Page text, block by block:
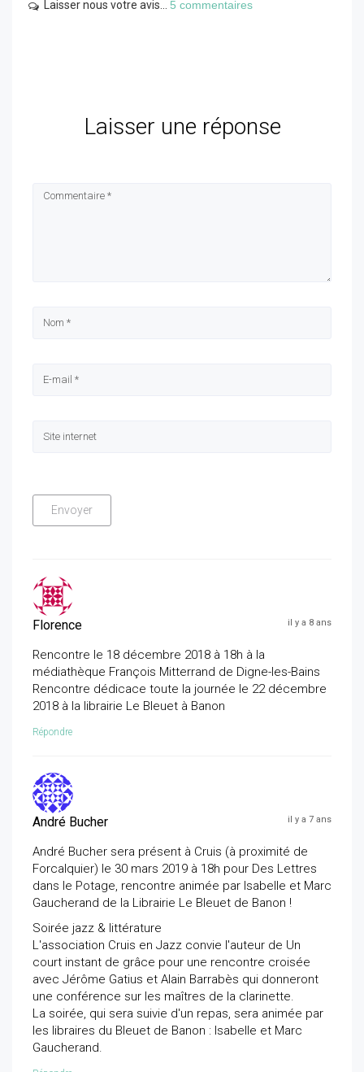
Laisser nous votre avis... 5 commentaires
Laisser une réponse
Florence il y a 8 ans
Rencontre le 18 décembre 2018 à 18h à la
médiathèque François Mitterrand de Digne-les-Bains
Rencontre dédicace toute la journée le 22 décembre
2018 à la librairie Le Bleuet à Banon
Répondre
André Bucher il y a 7 ans
André Bucher sera présent à Cruis (à proximité de
Forcalquier) le 30 mars 2019 à 18h pour Des Lettres
dans le Potage, rencontre animée par Isabelle et Marc
Gaucherand de la Librairie Le Bleuet de Banon !
Soirée jazz & littérature
L'association Cruis en Jazz convie l'auteur de Un
court instant de grâce pour une rencontre croisée
avec Jérôme Gatius et Alain Barrabès qui donneront
une conférence sur les maîtres de la clarinette.
La soirée, qui sera suivie d'un repas, sera animée par
les libraires du Bleuet de Banon : Isabelle et Marc
Gaucherand.